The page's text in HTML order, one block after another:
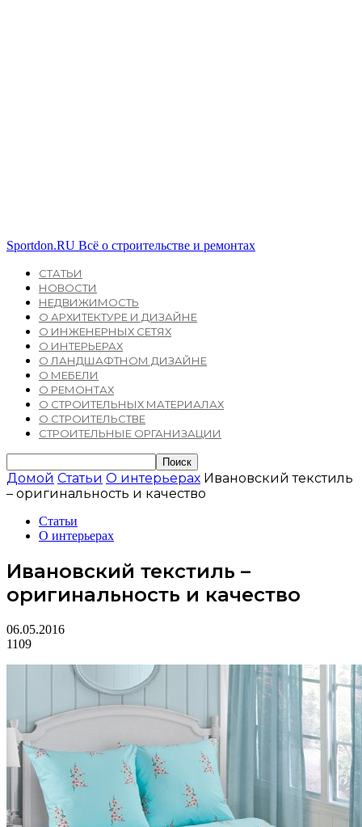
Sportdon.RU Всё о строительстве и ремонтах
СТАТЬИ
НОВОСТИ
НЕДВИЖИМОСТЬ
О АРХИТЕКТУРЕ И ДИЗАЙНЕ
О ИНЖЕНЕРНЫХ СЕТЯХ
О ИНТЕРЬЕРАХ
О ЛАНДШАФТНОМ ДИЗАЙНЕ
О МЕБЕЛИ
О РЕМОНТАХ
О СТРОИТЕЛЬНЫХ МАТЕРИАЛАХ
О СТРОИТЕЛЬСТВЕ
СТРОИТЕЛЬНЫЕ ОРГАНИЗАЦИИ
Домой Статьи О интерьерах Ивановский текстиль
– оригинальность и качество
Статьи
О интерьерах
Ивановский текстиль –
оригинальность и качество
06.05.2016
1109